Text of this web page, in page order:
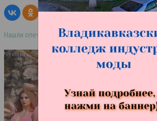
Нашли опечатку в тексте? Выделите её и нажмите